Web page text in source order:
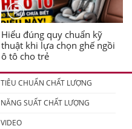
Hiểu đúng quy chuẩn kỹ
thuật khi lựa chọn ghế ngồi
ô tô cho trẻ
TIÊU CHUẨN CHẤT LƯỢNG
NĂNG SUẤT CHẤT LƯỢNG
VIDEO